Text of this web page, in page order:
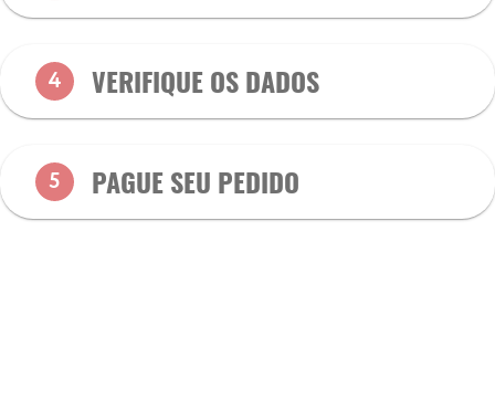
4 VERIFIQUE OS DADOS
5 PAGUE SEU PEDIDO